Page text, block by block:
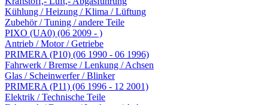
Kühlung / Heizung / Klima / Lüftung
Zubehör / Tuning / andere Teile
PIXO (UA0) (06 2009 - )
Antrieb / Motor / Getriebe
PRIMERA (P10) (06 1990 - 06 1996)
Fahrwerk / Bremse / Lenkung / Achsen
Glas / Scheinwerfer / Blinker
PRIMERA (P11) (06 1996 - 12 2001)
Elektrik / Technische Teile